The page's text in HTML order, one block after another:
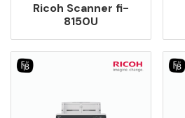
Ricoh Scanner fi-
8150U